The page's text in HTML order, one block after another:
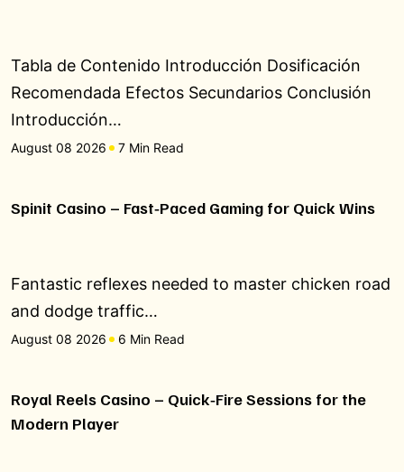
Tabla de Contenido Introducción Dosificación
Recomendada Efectos Secundarios Conclusión
Introducción…
August 08 2026 7 Min Read
Spinit Casino – Fast‑Paced Gaming for Quick Wins
Fantastic reflexes needed to master chicken road
and dodge traffic…
August 08 2026 6 Min Read
Royal Reels Casino – Quick‑Fire Sessions for the
Modern Player